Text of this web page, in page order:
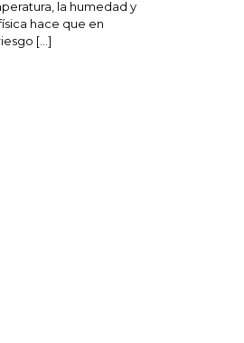
la humedad y
hace que en
[…]